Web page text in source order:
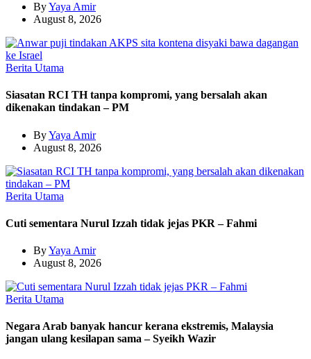
ByYaya Amir
August 8, 2026
Berita Utama
Siasatan RCI TH tanpa kompromi, yang bersalah akan
dikenakan tindakan – PM
ByYaya Amir
August 8, 2026
Berita Utama
Cuti sementara Nurul Izzah tidak jejas PKR – Fahmi
ByYaya Amir
August 8, 2026
Berita Utama
Negara Arab banyak hancur kerana ekstremis, Malaysia
jangan ulang kesilapan sama – Syeikh Wazir